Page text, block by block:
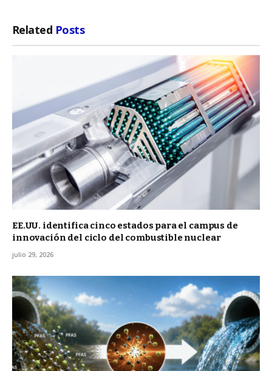
Related Posts
EE.UU. identifica cinco estados para el campus de
innovación del ciclo del combustible nuclear
julio 29, 2026